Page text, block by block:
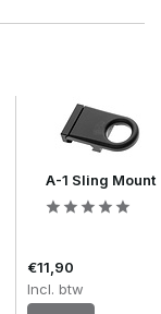
A-1 Sling Mount
€11,90
Incl. btw